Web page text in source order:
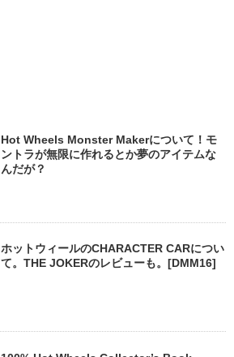
Hot Wheels Monster Makerについて！モ
ントラが無限に作れるとか夢のアイテムな
んだが？
ホットウィールのCHARACTER CARについ
て。THE JOKERのレビューも。[DMM16]